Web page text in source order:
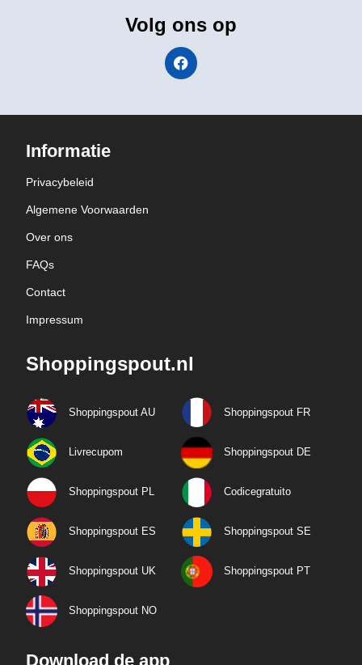
Volg ons op
Informatie
Privacybeleid
Algemene Voorwaarden
Over ons
FAQs
Contact
Impressum
Shoppingspout.nl
Shoppingspout AU Shoppingspout FR
Livrecupom Shoppingspout DE
Shoppingspout PL Codicegratuito
Shoppingspout ES Shoppingspout SE
Shoppingspout UK Shoppingspout PT
Shoppingspout NO
Download de app